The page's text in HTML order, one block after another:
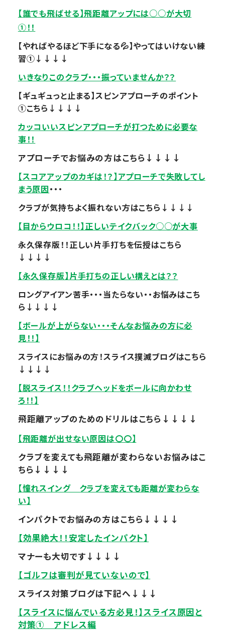
【誰でも飛ばせる】飛距離アップには○○が大切
①！！
【やればやるほど下手になる💦】やってはいけない練
習①↓↓↓↓
いきなりこのクラブ・・・振っていませんか？？
【ギュギュっと止まる】スピンアプローチのポイント
①こちら↓↓↓↓
カッコいいスピンアプローチが打つために必要な
事！！
アプローチでお悩みの方はこちら↓↓↓↓
【スコアアップのカギは！？】アプローチで失敗してし
まう原因・・・
クラブが気持ちよく振れない方はこちら↓↓↓↓
【目からウロコ！！】正しいテイクバック○○が大事
永久保存版！！正しい片手打ちを伝授はこちら
↓↓↓↓
【永久保存版】片手打ちの正しい構えとは？？
ロングアイアン苦手・・・当たらない・・お悩みはこち
ら↓↓↓↓
【ボールが上がらない・・・そんなお悩みの方に必
見！！】
スライスにお悩みの方！スライス撲滅ブログはこちら
↓↓↓↓
【脱スライス！！クラブヘッドをボールに向かわせ
ろ！！】
飛距離アップのためのドリルはこちら↓↓↓↓
【飛距離が出せない原因は〇〇】
クラブを変えても飛距離が変わらないお悩みはこ
ちら↓↓↓↓
【憧れスイング クラブを変えても距離が変わらな
い】
インパクトでお悩みの方はこちら↓↓↓↓
【効果絶大！！安定したインパクト】
マナーも大切です↓↓↓↓
【ゴルフは審判が見ていないので】
スライス対策ブログは下記へ↓↓↓
【スライスに悩んでいる方必見！】スライス原因と
対策① アドレス編